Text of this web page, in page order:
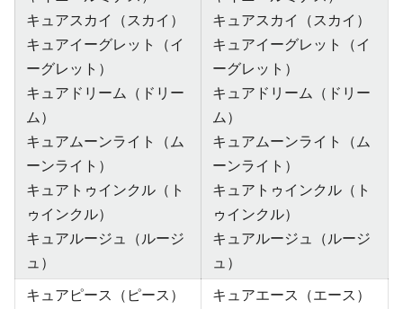
キュアスカイ（スカイ）
キュアイーグレット（イ
ーグレット）
キュアドリーム（ドリー
ム）
キュアムーンライト（ム
ーンライト）
キュアトゥインクル（ト
ゥインクル）
キュアルージュ（ルージ
ュ）
キュアスカイ（スカイ）
キュアイーグレット（イ
ーグレット）
キュアドリーム（ドリー
ム）
キュアムーンライト（ム
ーンライト）
キュアトゥインクル（ト
ゥインクル）
キュアルージュ（ルージ
ュ）
キュアピース（ピース）
キュアエース（エース）